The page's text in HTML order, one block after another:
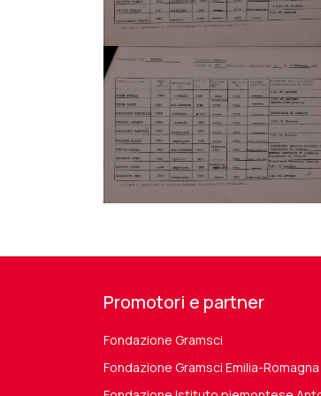
Promotori e partner
Fondazione Gramsci
Fondazione Gramsci Emilia-Romagna